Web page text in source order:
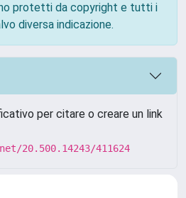
protetti da copyright e tutti i
diversa indicazione.
per citare o creare un link
20.500.14243/411624